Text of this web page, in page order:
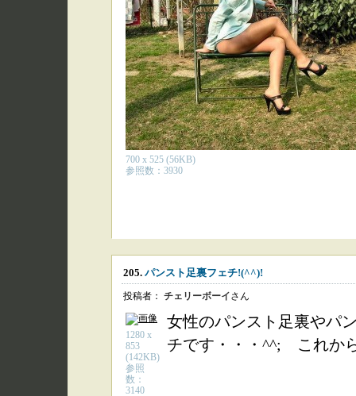
700 x 525 (56KB)
参照数：3930
205. パンスト足裏フェチ!(^^)!
投稿者： チェリーボーイさん
1280 x
853
(142KB)
参照
数：
3140
女性のパンスト足裏やパ
チです・・・^^; これか